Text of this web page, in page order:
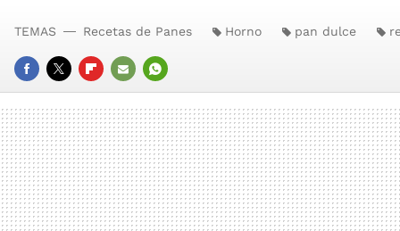
FACEBOOK
TWITTERFLIPBOARD
E-
MAIL
WHATSAPP
TEMAS Recetas de Panes Horno pan dulce